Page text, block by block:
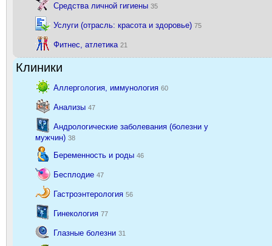
Средства личной гигиены 35
Услуги (отрасль: красота и здоровье) 75
Фитнес, атлетика 21
Клиники
Аллергология, иммунология 60
Анализы 47
Андрологические заболевания (болезни у
мужчин) 38
Беременность и роды 46
Бесплодие 47
Гастроэнтерология 56
Гинекология 77
Глазные болезни 31